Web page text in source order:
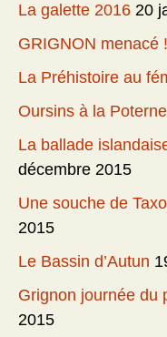
La galette 2016 20
GRIGNON menacé
La Préhistoire au
Oursins à la Poterne
La ballade
décembre 2015
Une souche de
2015
Le Bassin d’Autun
Grignon journée du
2015